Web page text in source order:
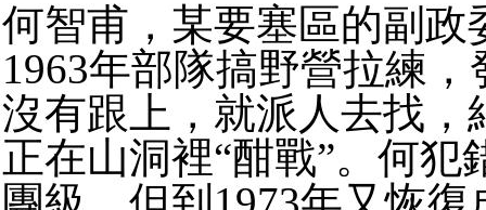
何智甫，某要塞區的副政
1963年部隊搞野營拉練
沒有跟上，就派人去找，
正在山洞裡“酣戰”。何犯